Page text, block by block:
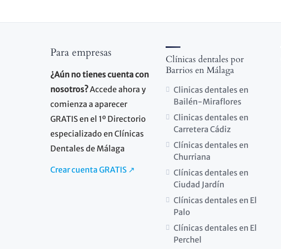
Para empresas
¿Aún no tienes cuenta con
nosotros?Accede ahora y
comienza a aparecer
GRATIS en el 1º Directorio
especializado en Clínicas
Dentales de Málaga
Crear cuenta GRATIS ↗
Clínicas dentales por
Barrios en Málaga
Clinicas dentales en
Bailén-Miraflores
Clinicas dentales en
Carretera Cádiz
Clínicas dentales en
Churriana
Clínicas dentales en
Ciudad Jardín
Clínicas dentales en El
Palo
Clínicas dentales en El
Perchel